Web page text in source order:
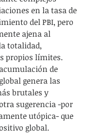
en la tasa de
del PBI, pero
ajena al
totalidad,
propios límites.
de
genera las
brutales y
sugerencia -por
utópica- que
global.